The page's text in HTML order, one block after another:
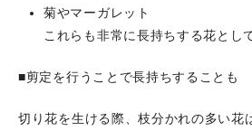
菊やマーガレット
これらも非常に長持ちする花とし
■剪定を行うことで長持ちすることも
切り花を生ける際、枝分かれの多い花